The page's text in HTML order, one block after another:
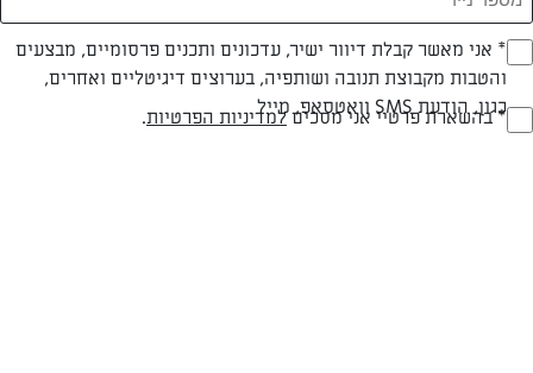
Opt_In
(חובה)
* אני מאשר קבלת דיוור ישיר, עדכונים ותכנים פרסומיים, מבצעים
והטבות מקבוצת תנובה ושותפיה, בערוצים דיגיטליים ואחרים,
כגון, הודעת SMS וואטסאפ, מייל
RegulationsApproved
* בהשארת פרטיי אני מסכיםלמדיניות הפרטיות.